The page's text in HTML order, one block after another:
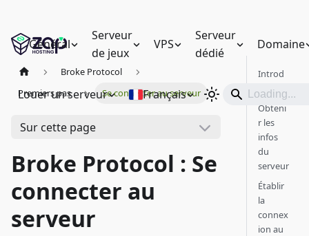
Général
Serveur
de jeux
VPS
Serveur
dédié
Domaine
Louer un serveur Français
Broke Protocol
Premiers pas
Se connecter au serveur
Sur cette page
Broke Protocol : Se
connecter au
serveur
Introd
uction
Obteni
r les
infos
du
serveur
Établir
la
connex
ion au